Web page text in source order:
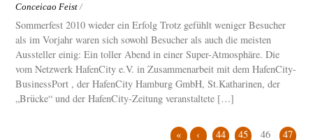
Conceicao Feist /
Sommerfest 2010 wieder ein Erfolg Trotz gefühlt weniger Besucher
als im Vorjahr waren sich sowohl Besucher als auch die meisten
Aussteller einig: Ein toller Abend in einer Super-Atmosphäre. Die
vom Netzwerk HafenCity e.V. in Zusammenarbeit mit dem HafenCity-
BusinessPort , der HafenCity Hamburg GmbH, St.Katharinen, der
„Brücke“ und der HafenCity-Zeitung veranstaltete […]
« ‹ 44 45 46 47